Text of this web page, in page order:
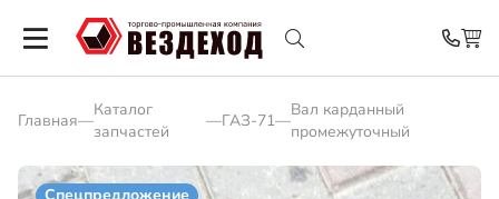
Главная—
Каталог
запчастей
—ГАЗ-71—
Вал карданный
промежуточный